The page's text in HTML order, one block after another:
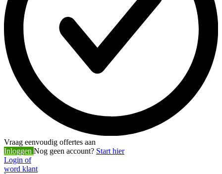
Vraag eenvoudig offertes aan
Inloggen Nog geen account? Start hier
Login of
word klant